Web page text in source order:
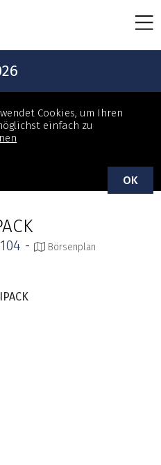
Cookies, um Ihren
einfach zu
OK
- Börsenplan